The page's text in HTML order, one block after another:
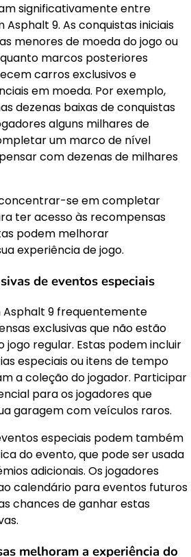
significativamente entre
9. As conquistas iniciais
menores de moeda do jogo ou
marcos posteriores
carros exclusivos e
em moeda. Por exemplo,
dezenas baixas de conquistas
alguns milhares de
um marco de nível
com dezenas de milhares
se em completar
ter acesso às recompensas
podem melhorar
experiência de jogo.
de eventos especiais
Asphalt 9 frequentemente
exclusivas que não estão
jogo regular. Estas podem incluir
especiais ou itens de tempo
a coleção do jogador. Participar
para os jogadores que
garagem com veículos raros.
especiais podem também
do evento, que pode ser usada
adicionais. Os jogadores
calendário para eventos futuros
chances de ganhar estas
melhoram a experiência do